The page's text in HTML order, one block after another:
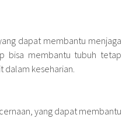
dapat membantu menjaga
bisa membantu tubuh tetap
dalam keseharian.
yang dapat membantu